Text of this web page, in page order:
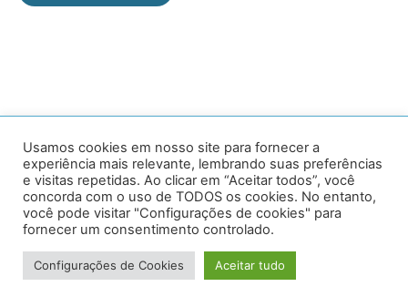
Av. Prof. Armando Alves da Silva, nº 1950 - Zacarias,
Caratinga - MG - 35302-403 / Tel: (33) 3329 8000
Desenvolvido por VersaTec
Usamos cookies em nosso site para fornecer a
experiência mais relevante, lembrando suas preferências
e visitas repetidas. Ao clicar em “Aceitar todos”, você
concorda com o uso de TODOS os cookies. No entanto,
você pode visitar "Configurações de cookies" para
fornecer um consentimento controlado.
Configurações de Cookies Aceitar tudo